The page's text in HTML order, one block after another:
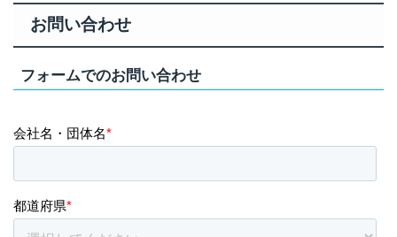
お問い合わせ
フォームでのお問い合わせ